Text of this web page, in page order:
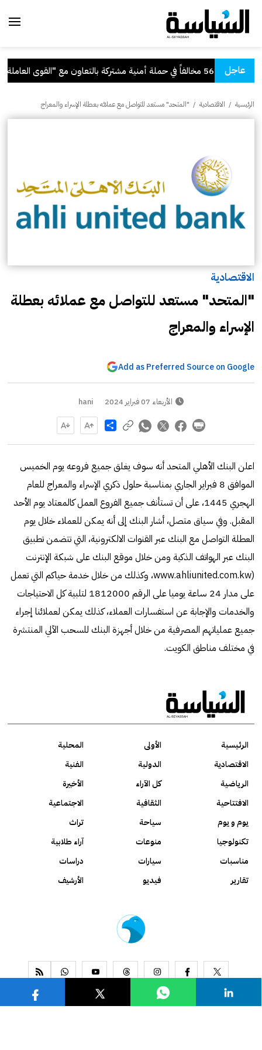
عاجل
حملة أمنية مشتركة بالتعاون مع "القوى العاملة"
الرئيسية / الاقتصادية / "المتحد" مستعد للتواصل مع عملائه بعطلة الإسراء والمعراج
الاقتصادية
"المتحد" مستعد للتواصل مع عملائه بعطلة
الإسراء والمعراج
Add as Preferred Source on Google
الأربعاء 07 فبراير 2024 hani
Share
اعلن البنك الأهلي المتحد أنه سوف يغلق جميع فروعه يوم الخميس
الموافق 8 فبراير الجاري بمناسبة حلول ذكري الإسراء والمعراج للعام
الهجري 1445، على أن تستأنف جميع الفروع العمل كالمعتاد يوم الأحد
المقبل. وفي سياق متصل، أشار البنك إلى أنه يمكن للعملاء خلال يوم
العطلة التواصل مع البنك عبر القنوات الالكترونية، التي تتضمن تطبيق
البنك عبر الهواتف الذكية ومن خلال موقع البنك على شبكة الإنترنت
(www.ahliunited.com.kw، وكذلك من خلال خدمة حياكم التي تعمل
على مدار 24 ساعة يوميا على الرقم 1812000 لتلبية كل الاحتياجات
والخدمات والإجابة عن استفسارات العملاء، كذلك يمكن لعملائنا إجراء
جميع عملياتهم المصرفية من خلال أجهزة البنك للسحب الآلي المنتشرة
في مختلف مناطق الكويت.
الرئيسية الأولى
المحلية
الاقتصادية
الدولية
الفنية
الرياضية
كل الآراء
الأخيرة
الافتتاحية
الثقافية
الاجتماعية
يوم و يوم
سياحة
تراث
تكنولوجيا
منوعات
آراء طلابية
مناسبات
سيارات
دراسات
تقارير
فيديو الأرشيف